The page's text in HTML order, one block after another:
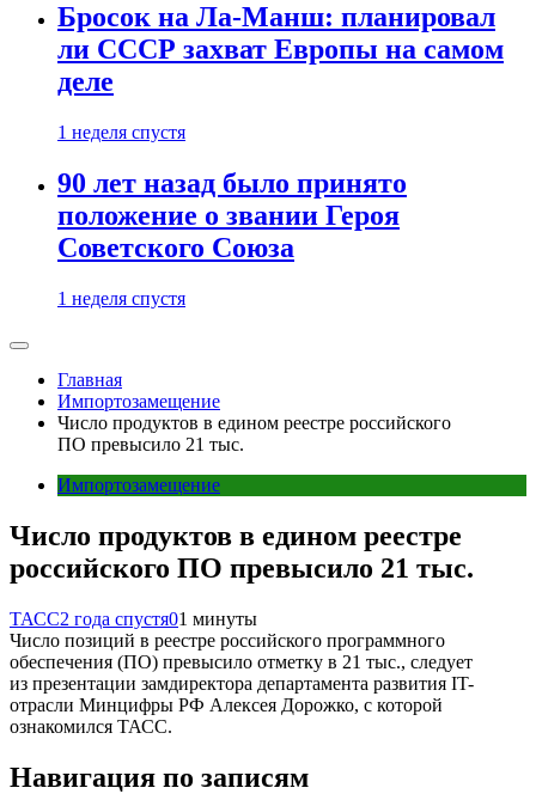
Бросок на Ла-Манш: планировал
ли СССР захват Европы на самом
деле
1 неделя спустя
90 лет назад было принято
положение о звании Героя
Советского Союза
1 неделя спустя
Главная
Импортозамещение
Число продуктов в едином реестре российского
ПО превысило 21 тыс.
Импортозамещение
Число продуктов в едином реестре
российского ПО превысило 21 тыс.
ТАСС2 года спустя01 минуты
Число позиций в реестре российского программного
обеспечения (ПО) превысило отметку в 21 тыс., следует
из презентации замдиректора департамента развития IT-
отрасли Минцифры РФ Алексея Дорожко, с которой
ознакомился ТАСС.
Навигация по записям